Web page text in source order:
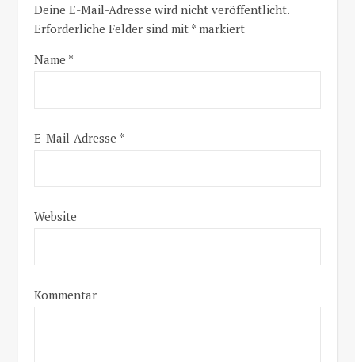
Deine E-Mail-Adresse wird nicht veröffentlicht.
Erforderliche Felder sind mit * markiert
Name *
E-Mail-Adresse *
Website
Kommentar